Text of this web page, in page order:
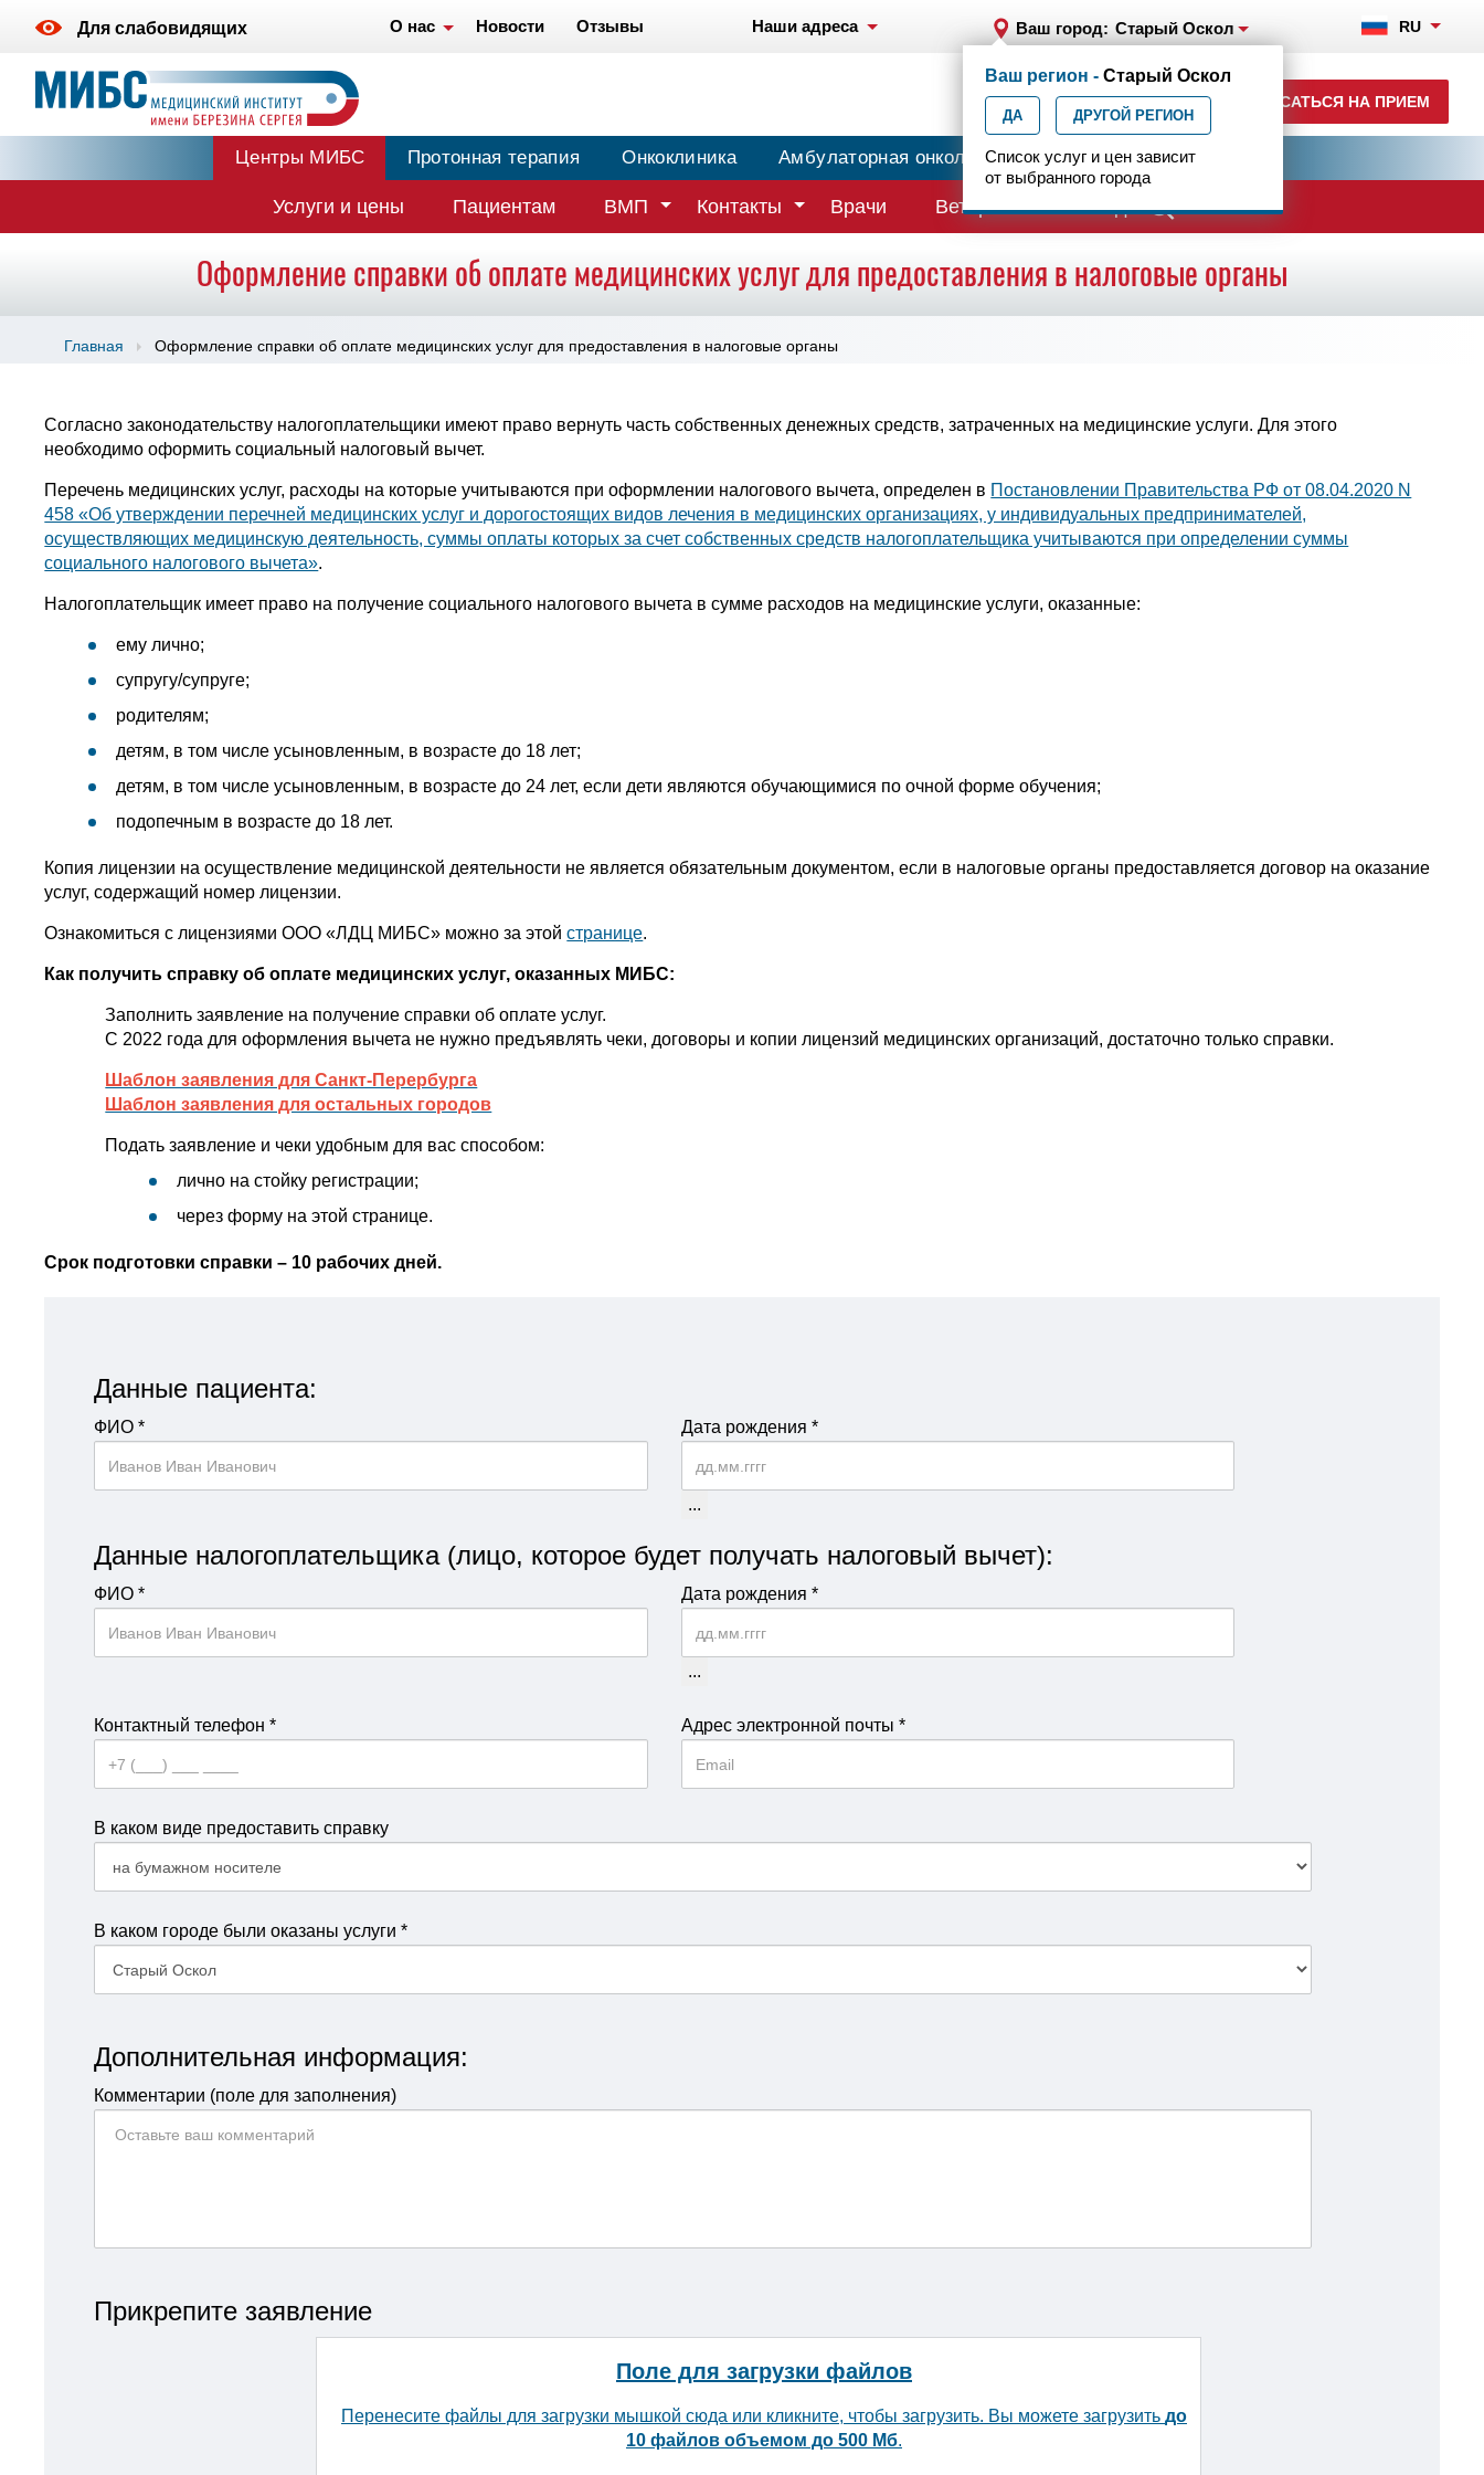
Для слабовидящих О нас Новости Отзывы Наши адреса Ваш город: Старый Оскол RU
+7 920 555-47-07
ежедн. 7.00-23.00
ЗАПИСАТЬСЯ НА ПРИЕМ
Ваш регион - Старый Оскол
ДА ДРУГОЙ РЕГИОН
Список услуг и цен зависит
от выбранного города
Центры МИБС Протонная терапия Онкоклиника Амбулаторная онкология Центр эпилептологии
Услуги и цены Пациентам ВМП Контакты Врачи Ветеранам боевых действий
Оформление справки об оплате медицинских услуг для предоставления в налоговые органы
Главная Оформление справки об оплате медицинских услуг для предоставления в налоговые органы
Согласно законодательству налогоплательщики имеют право вернуть часть собственных денежных средств, затраченных на медицинские услуги. Для этого
необходимо оформить социальный налоговый вычет.
Перечень медицинских услуг, расходы на которые учитываются при оформлении налогового вычета, определен в Постановлении Правительства РФ от 08.04.2020 N
458 «Об утверждении перечней медицинских услуг и дорогостоящих видов лечения в медицинских организациях, у индивидуальных предпринимателей,
осуществляющих медицинскую деятельность, суммы оплаты которых за счет собственных средств налогоплательщика учитываются при определении суммы
социального налогового вычета».
Налогоплательщик имеет право на получение социального налогового вычета в сумме расходов на медицинские услуги, оказанные:
ему лично;
супругу/супруге;
родителям;
детям, в том числе усыновленным, в возрасте до 18 лет;
детям, в том числе усыновленным, в возрасте до 24 лет, если дети являются обучающимися по очной форме обучения;
подопечным в возрасте до 18 лет.
Копия лицензии на осуществление медицинской деятельности не является обязательным документом, если в налоговые органы предоставляется договор на оказание
услуг, содержащий номер лицензии.
Ознакомиться с лицензиями ООО «ЛДЦ МИБС» можно за этойстранице.
Как получить справку об оплате медицинских услуг, оказанных МИБС:
Заполнить заявление на получение справки об оплате услуг.
С 2022 года для оформления вычета не нужно предъявлять чеки, договоры и копии лицензий медицинских организаций, достаточно только справки.
Шаблон заявления для Санкт-Перербурга
Шаблон заявления для остальных городов
Подать заявление и чеки удобным для вас способом:
лично на стойку регистрации;
через форму на этой странице.
Срок подготовки справки – 10 рабочих дней.
Данные пациента:
ФИО* Дата рождения *
...
Данные налогоплательщика (лицо, которое будет получать налоговый вычет):
ФИО* Дата рождения *
...
Контактный телефон* Адрес электронной почты *
В каком виде предоставить справку
В каком городе были оказаны услуги*
Дополнительная информация:
Комментарии (поле для заполнения)
Прикрепите заявление
Поле для загрузки файлов
Перенесите файлы для загрузки мышкой сюда или кликните, чтобы загрузить. Вы можете загрузить до
10 файлов объемом до 500 Мб.